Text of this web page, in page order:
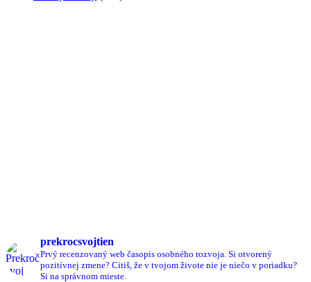
prekrocsvojtien
Prvý recenzovaný web časopis osobného rozvoja. Si otvorený
pozitívnej zmene? Cítiš, že v tvojom živote nie je niečo v poriadku?
Si na správnom mieste.